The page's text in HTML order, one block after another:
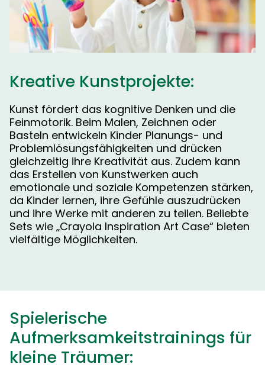
Kreative Kunstprojekte:
Kunst fördert das kognitive Denken und die
Feinmotorik. Beim Malen, Zeichnen oder
Basteln entwickeln Kinder Planungs- und
Problemlösungsfähigkeiten und drücken
gleichzeitig ihre Kreativität aus. Zudem kann
das Erstellen von Kunstwerken auch
emotionale und soziale Kompetenzen stärken,
da Kinder lernen, ihre Gefühle auszudrücken
und ihre Werke mit anderen zu teilen. Beliebte
Sets wie „Crayola Inspiration Art Case“ bieten
vielfältige Möglichkeiten.
Spielerische
Aufmerksamkeitstrainings für
kleine Träumer: